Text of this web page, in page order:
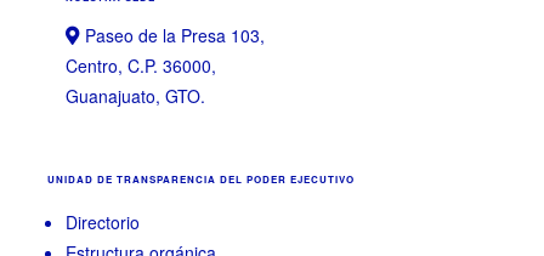
Paseo de la Presa 103,
Centro, C.P. 36000,
Guanajuato, GTO.
UNIDAD DE TRANSPARENCIA DEL PODER EJECUTIVO
Directorio